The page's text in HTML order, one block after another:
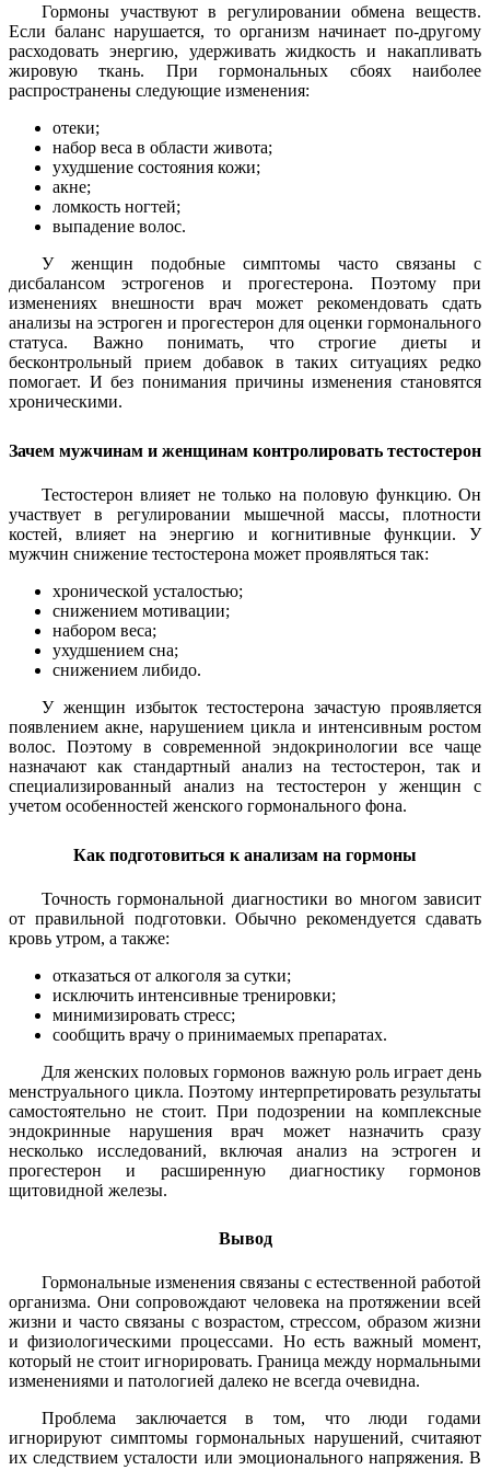
Гормоны участвуют в регулировании обмена веществ.
Если баланс нарушается, то организм начинает по-другому
расходовать энергию, удерживать жидкость и накапливать
жировую ткань. При гормональных сбоях наиболее
распространены следующие изменения:
отеки;
набор веса в области живота;
ухудшение состояния кожи;
акне;
ломкость ногтей;
выпадение волос.
У женщин подобные симптомы часто связаны с
дисбалансом эстрогенов и прогестерона. Поэтому при
изменениях внешности врач может рекомендовать сдать
анализы на эстроген и прогестерон для оценки гормонального
статуса. Важно понимать, что строгие диеты и
бесконтрольный прием добавок в таких ситуациях редко
помогает. И без понимания причины изменения становятся
хроническими.
Зачем мужчинам и женщинам контролировать тестостерон
Тестостерон влияет не только на половую функцию. Он
участвует в регулировании мышечной массы, плотности
костей, влияет на энергию и когнитивные функции. У
мужчин снижение тестостерона может проявляться так:
хронической усталостью;
снижением мотивации;
набором веса;
ухудшением сна;
снижением либидо.
У женщин избыток тестостерона зачастую проявляется
появлением акне, нарушением цикла и интенсивным ростом
волос. Поэтому в современной эндокринологии все чаще
назначают как стандартный анализ на тестостерон, так и
специализированный анализ на тестостерон у женщин с
учетом особенностей женского гормонального фона.
Как подготовиться к анализам на гормоны
Точность гормональной диагностики во многом зависит
от правильной подготовки. Обычно рекомендуется сдавать
кровь утром, а также:
отказаться от алкоголя за сутки;
исключить интенсивные тренировки;
минимизировать стресс;
сообщить врачу о принимаемых препаратах.
Для женских половых гормонов важную роль играет день
менструального цикла. Поэтому интерпретировать результаты
самостоятельно не стоит. При подозрении на комплексные
эндокринные нарушения врач может назначить сразу
несколько исследований, включая анализ на эстроген и
прогестерон и расширенную диагностику гормонов
щитовидной железы.
Вывод
Гормональные изменения связаны с естественной работой
организма. Они сопровождают человека на протяжении всей
жизни и часто связаны с возрастом, стрессом, образом жизни
и физиологическими процессами. Но есть важный момент,
который не стоит игнорировать. Граница между нормальными
изменениями и патологией далеко не всегда очевидна.
Проблема заключается в том, что люди годами
игнорируют симптомы гормональных нарушений, считаяют
их следствием усталости или эмоционального напряжения. В